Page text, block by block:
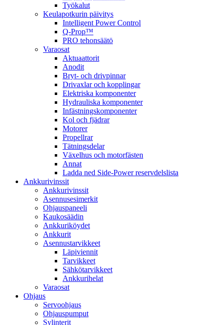
Työkalut
Keulapotkurin päivitys
Intelligent Power Control
Q-Prop™
PRO tehonsäätö
Varaosat
Aktuaattorit
Anodit
Bryt- och drivpinnar
Drivaxlar och kopplingar
Elektriska komponenter
Hydrauliska komponenter
Infästningskomponenter
Kol och fjädrar
Motorer
Propellrar
Tätningsdelar
Växelhus och motorfästen
Annat
Ladda ned Side-Power reservdelslista
Ankkurivinssit
Ankkurivinssit
Asennusesimerkit
Ohjauspaneeli
Kaukosäädin
Ankkuriköydet
Ankkurit
Asennustarvikkeet
Läpiviennit
Tarvikkeet
Sähkötarvikkeet
Ankkurihelat
Varaosat
Ohjaus
Servoohjaus
Ohjauspumput
Sylinterit